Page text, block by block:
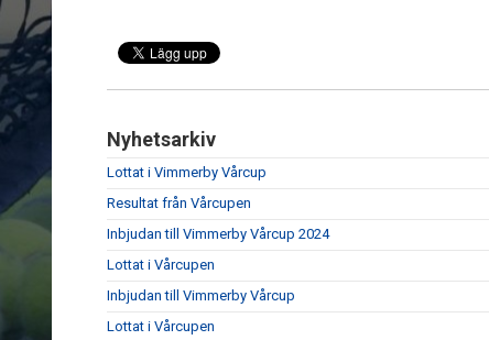
Nyhetsarkiv
Lottat i Vimmerby Vårcup
Resultat från Vårcupen
Inbjudan till Vimmerby Vårcup 2024
Lottat i Vårcupen
Inbjudan till Vimmerby Vårcup
Lottat i Vårcupen